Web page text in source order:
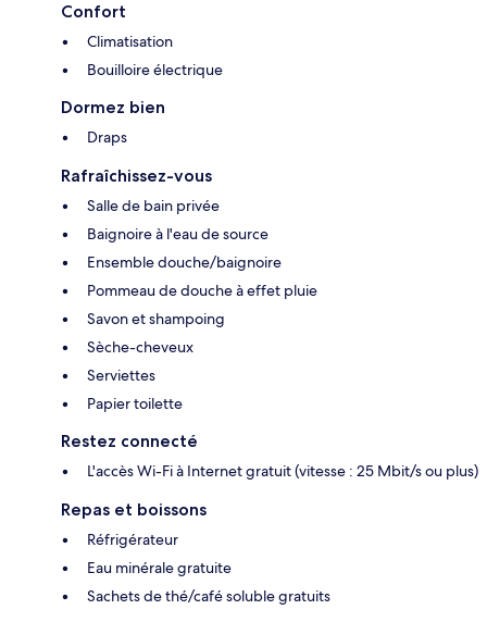
Confort
Climatisation
Bouilloire électrique
Dormez bien
Draps
Rafraîchissez-vous
Salle de bain privée
Baignoire à l'eau de source
Ensemble douche/baignoire
Pommeau de douche à effet pluie
Savon et shampoing
Sèche-cheveux
Serviettes
Papier toilette
Restez connecté
L'accès Wi-Fi à Internet gratuit (vitesse : 25 Mbit/s ou plus)
Repas et boissons
Réfrigérateur
Eau minérale gratuite
Sachets de thé/café soluble gratuits